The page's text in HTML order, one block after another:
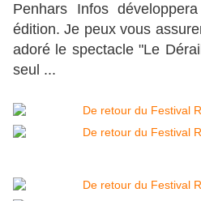
Penhars Infos
édition. Je peux vous
adoré le spectacle "Le
seul ...